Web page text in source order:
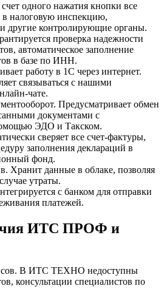
одного нажатия кнопки все
в налоговую инспекцию,
другие контролирующие органы.
проверка надежности
автоматическое заполнение
в базе по ИНН.
работу в 1С через интернет.
связываться с нашими
чате.
Предусматривает обмен
документами с
ЭДО и Такском.
сверяет все счет-фактуры,
заполнения деклараций в
фонд.
Хранит данные в облаке, позволяя
утраты.
с банком для отправки
платежей.
ИТС ПРОФ и
В ИТС ТЕХНО недоступны
консультации специалистов по